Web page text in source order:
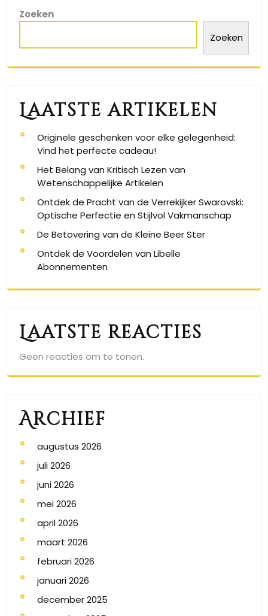
Zoeken
Zoeken
Laatste artikelen
Originele geschenken voor elke gelegenheid:
Vind het perfecte cadeau!
Het Belang van Kritisch Lezen van
Wetenschappelijke Artikelen
Ontdek de Pracht van de Verrekijker Swarovski:
Optische Perfectie en Stijlvol Vakmanschap
De Betovering van de Kleine Beer Ster
Ontdek de Voordelen van Libelle
Abonnementen
Laatste reacties
Geen reacties om te tonen.
Archief
augustus 2026
juli 2026
juni 2026
mei 2026
april 2026
maart 2026
februari 2026
januari 2026
december 2025